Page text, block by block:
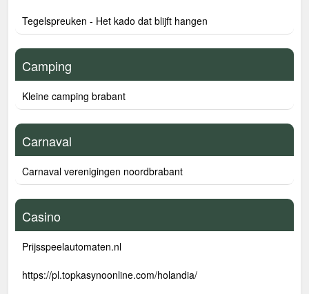
Tegelspreuken - Het kado dat blijft hangen
Camping
Kleine camping brabant
Carnaval
Carnaval verenigingen noordbrabant
Casino
Prijsspeelautomaten.nl
https://pl.topkasynoonline.com/holandia/